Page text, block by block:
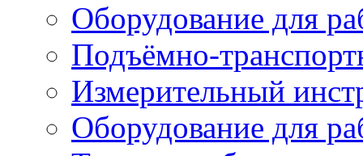
Оборудование для
Подъёмно-
Измерительный
Оборудование для